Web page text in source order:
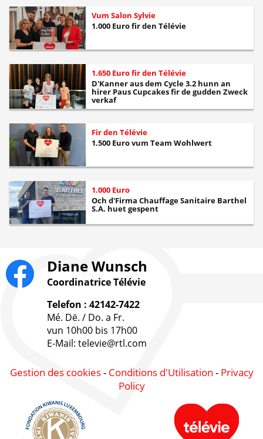
Vum Salon Sylvie
1.000 Euro fir den Télévie
1.650 Euro fir den Télévie
D'Kanner aus dem Cycle 3.2 hunn an
hirer Paus Cupcakes fir de gudden Zweck
verkaf
Fir den Télévie
1.500 Euro vum Team Wohlwert
1.000 Euro
Och d'Firma Chauffage Sanitaire Barthel
S.A. huet gespent
Diane Wunsch
Coordinatrice Télévie
Telefon : 42142-7422
Mé. Dë. / Do. a Fr.
vun 10h00 bis 17h00
E-Mail: televie@rtl.com
Gestion des cookies- Conditions d'Utilisation - Privacy
Policy